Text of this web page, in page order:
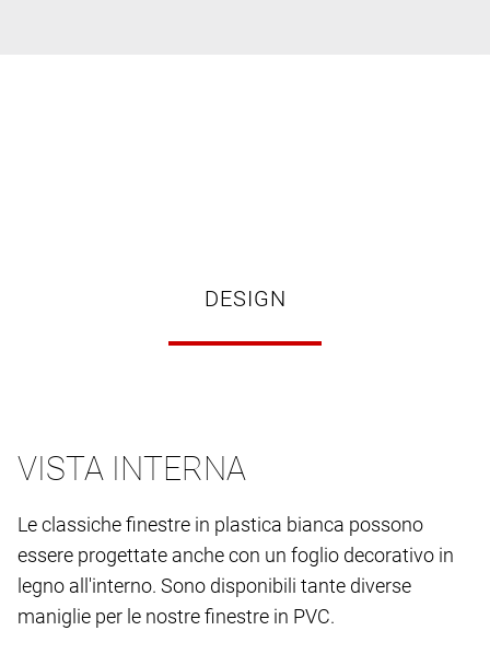
DESIGN
VISTA INTERNA
Le classiche finestre in plastica bianca possono
essere progettate anche con un foglio decorativo in
legno all'interno. Sono disponibili tante diverse
maniglie per le nostre finestre in PVC.